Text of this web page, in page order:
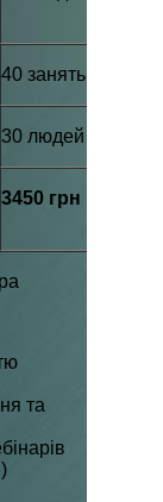
40 занять
30 людей
3450 грн
та